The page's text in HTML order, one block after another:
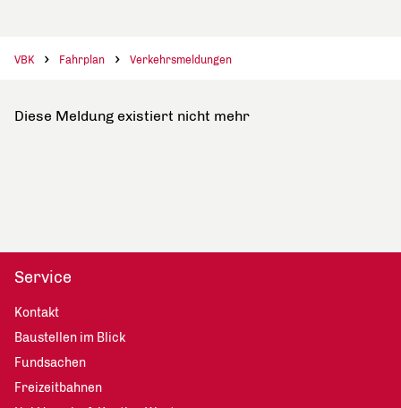
VBK Fahrplan Verkehrsmeldungen
Diese Meldung existiert nicht mehr
Service
Kontakt
Baustellen im Blick
Fundsachen
Freizeitbahnen